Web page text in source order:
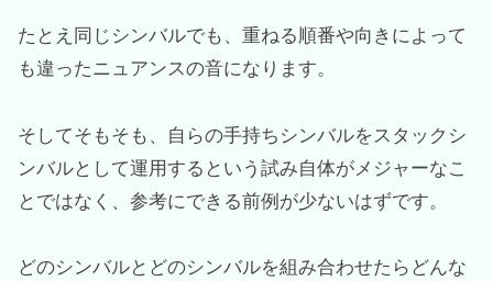
たとえ同じシンバルでも、重ねる順番や向きによって
も違ったニュアンスの音になります。
そしてそもそも、自らの手持ちシンバルをスタックシ
ンバルとして運用するという試み自体がメジャーなこ
とではなく、参考にできる前例が少ないはずです。
どのシンバルとどのシンバルを組み合わせたらどんな